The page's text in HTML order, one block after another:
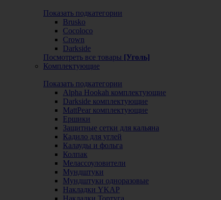
Показать подкатегории
Brusko
Cocoloco
Crown
Darkside
Посмотреть все товары [Уголь]
Комплектующие
Показать подкатегории
Alpha Hookah комплектующие
Darkside комплектующие
MattPear комплектующие
Ершики
Защитные сетки для кальяна
Кадило для углей
Калауды и фольга
Колпак
Мелассоуловители
Мундштуки
Мундштуки одноразовые
Накладки YKAP
Накладки Тортуга